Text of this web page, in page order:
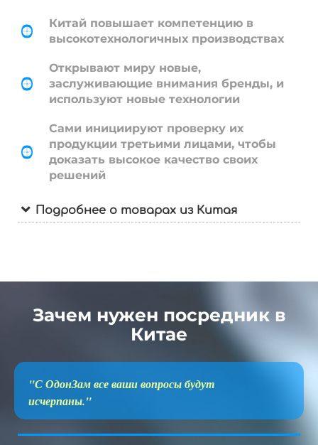
Китай повышает компетенцию в
высокотехнологичных производствах
Открывают миру новые,
заслуживающие внимания бренды, и
используют новые технологии
Сами инициируют проверку их
продукции третьими лицами, чтобы
доказать высокое качество своих
решений
Подробнее о товарах из Китая
Зачем нужен посредник в
Китае
"С ОдонЗам все ваши вопросы будут
исчерпаны."